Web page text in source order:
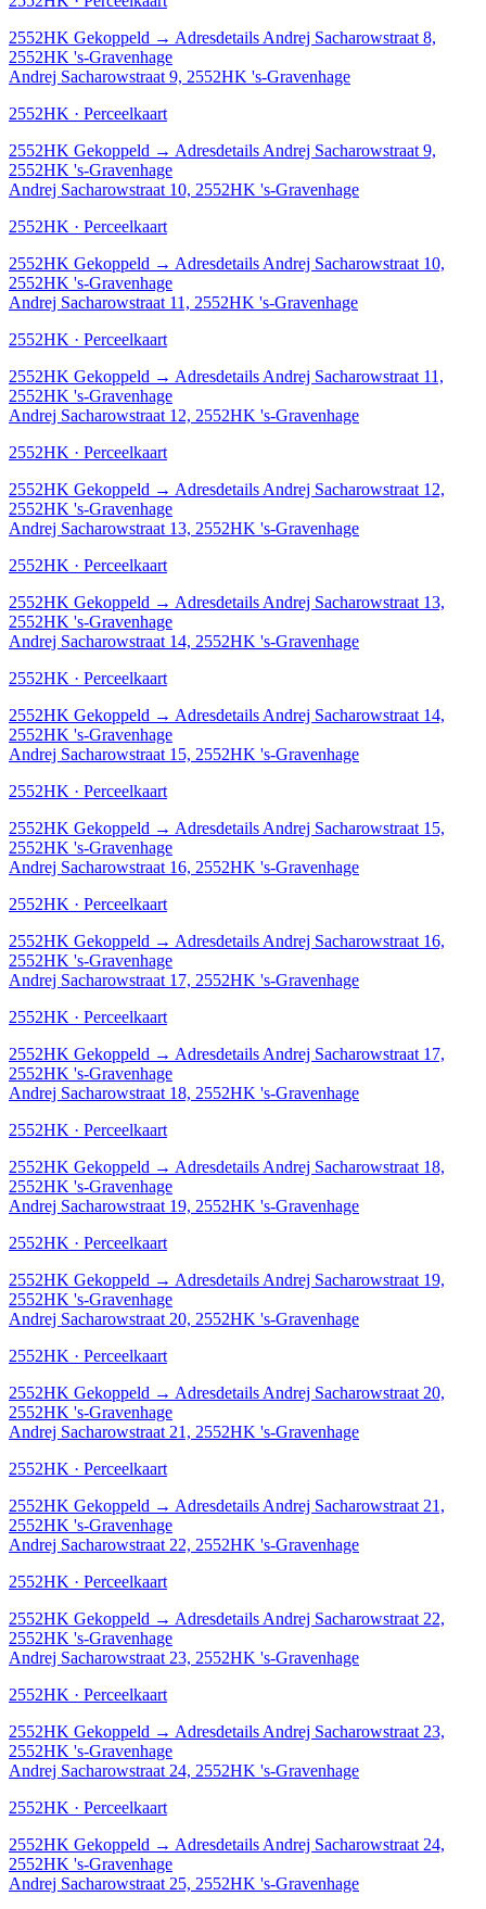
2552HK Gekoppeld → Adresdetails Andrej Sacharowstraat 8,
2552HK 's-Gravenhage
Andrej Sacharowstraat 9, 2552HK 's-Gravenhage
2552HK · Perceelkaart
2552HK Gekoppeld → Adresdetails Andrej Sacharowstraat 9,
2552HK 's-Gravenhage
Andrej Sacharowstraat 10, 2552HK 's-Gravenhage
2552HK · Perceelkaart
2552HK Gekoppeld → Adresdetails Andrej Sacharowstraat 10,
2552HK 's-Gravenhage
Andrej Sacharowstraat 11, 2552HK 's-Gravenhage
2552HK · Perceelkaart
2552HK Gekoppeld → Adresdetails Andrej Sacharowstraat 11,
2552HK 's-Gravenhage
Andrej Sacharowstraat 12, 2552HK 's-Gravenhage
2552HK · Perceelkaart
2552HK Gekoppeld → Adresdetails Andrej Sacharowstraat 12,
2552HK 's-Gravenhage
Andrej Sacharowstraat 13, 2552HK 's-Gravenhage
2552HK · Perceelkaart
2552HK Gekoppeld → Adresdetails Andrej Sacharowstraat 13,
2552HK 's-Gravenhage
Andrej Sacharowstraat 14, 2552HK 's-Gravenhage
2552HK · Perceelkaart
2552HK Gekoppeld → Adresdetails Andrej Sacharowstraat 14,
2552HK 's-Gravenhage
Andrej Sacharowstraat 15, 2552HK 's-Gravenhage
2552HK · Perceelkaart
2552HK Gekoppeld → Adresdetails Andrej Sacharowstraat 15,
2552HK 's-Gravenhage
Andrej Sacharowstraat 16, 2552HK 's-Gravenhage
2552HK · Perceelkaart
2552HK Gekoppeld → Adresdetails Andrej Sacharowstraat 16,
2552HK 's-Gravenhage
Andrej Sacharowstraat 17, 2552HK 's-Gravenhage
2552HK · Perceelkaart
2552HK Gekoppeld → Adresdetails Andrej Sacharowstraat 17,
2552HK 's-Gravenhage
Andrej Sacharowstraat 18, 2552HK 's-Gravenhage
2552HK · Perceelkaart
2552HK Gekoppeld → Adresdetails Andrej Sacharowstraat 18,
2552HK 's-Gravenhage
Andrej Sacharowstraat 19, 2552HK 's-Gravenhage
2552HK · Perceelkaart
2552HK Gekoppeld → Adresdetails Andrej Sacharowstraat 19,
2552HK 's-Gravenhage
Andrej Sacharowstraat 20, 2552HK 's-Gravenhage
2552HK · Perceelkaart
2552HK Gekoppeld → Adresdetails Andrej Sacharowstraat 20,
2552HK 's-Gravenhage
Andrej Sacharowstraat 21, 2552HK 's-Gravenhage
2552HK · Perceelkaart
2552HK Gekoppeld → Adresdetails Andrej Sacharowstraat 21,
2552HK 's-Gravenhage
Andrej Sacharowstraat 22, 2552HK 's-Gravenhage
2552HK · Perceelkaart
2552HK Gekoppeld → Adresdetails Andrej Sacharowstraat 22,
2552HK 's-Gravenhage
Andrej Sacharowstraat 23, 2552HK 's-Gravenhage
2552HK · Perceelkaart
2552HK Gekoppeld → Adresdetails Andrej Sacharowstraat 23,
2552HK 's-Gravenhage
Andrej Sacharowstraat 24, 2552HK 's-Gravenhage
2552HK · Perceelkaart
2552HK Gekoppeld → Adresdetails Andrej Sacharowstraat 24,
2552HK 's-Gravenhage
Andrej Sacharowstraat 25, 2552HK 's-Gravenhage